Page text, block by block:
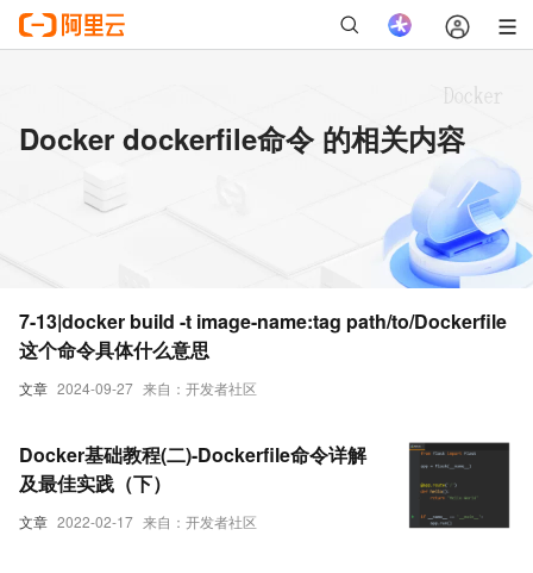
Docker dockerfile命令 的相关内容
文章 2024-09-27 来自：开发者社区
7-13|docker build -t image-name:tag path/to/Dockerfile
这个命令具体什么意思
文章 2022-02-17 来自：开发者社区
Docker基础教程(二)-Dockerfile命令详解
及最佳实践（下）